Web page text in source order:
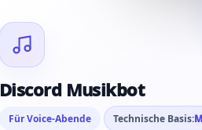
Discord Musikbot
Für Voice-Abende Technische Basis: